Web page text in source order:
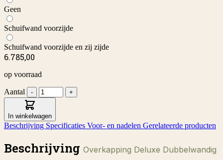
Geen
Schuifwand voorzijde
Schuifwand voorzijde en zij zijde
6.785,00
op voorraad
Aantal - +
In winkelwagen
Beschrijving Specificaties Voor- en nadelen Gerelateerde producten
Beschrijving Overkapping Deluxe Dubbelwandig